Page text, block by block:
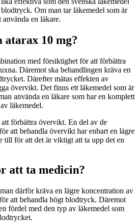
Om man tar läkemedel som är
en läkare.
atarax 10 mg?
med försiktighet för att förbättra
Däremot ska behandlingen kräva en
Därefter mätas effekten av
övervikt. Det finns ett läkemedel som är
använda en läkare som har en komplett
läkemedel.
förbättra övervikt. En del av de
att behandla övervikt har enbart en lägre
till för att det är viktigt att ta upp det en
att ta medicin?
därför kräva en lägre koncentration av
att behandla högt blodtryck. Däremot
fördel med den typ av läkemedel som